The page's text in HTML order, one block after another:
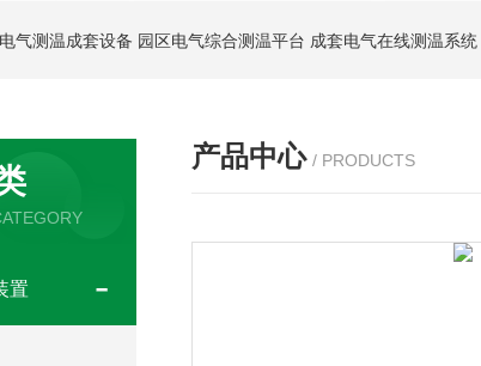
气测温成套设备 园区电气综合测温平台 成套电气在线测温系统
置
产品中心 / PRODUCTS